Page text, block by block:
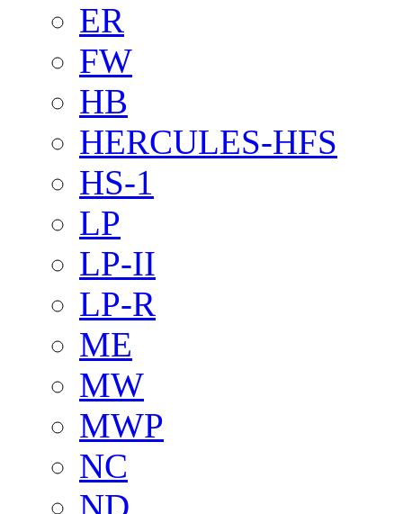
ER
FW
HB
HERCULES-HFS
HS-1
LP
LP-II
LP-R
ME
MW
MWP
NC